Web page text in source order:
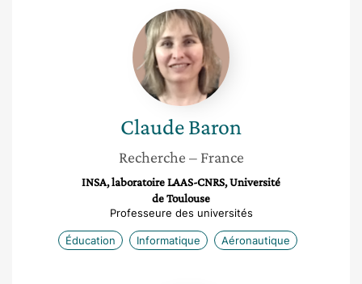
Claude
Baron
ClaudeBaron
Recherche – France
INSA, laboratoire LAAS-CNRS, Université
de Toulouse
Professeure des universités
Éducation Informatique Aéronautique